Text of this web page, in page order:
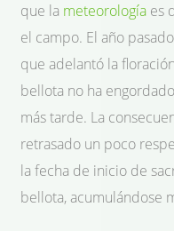
que la meteorología es
el campo. El año
que adelantó la
bellota no ha
más tarde. La
retrasado un poco
la fecha de inicio de
bellota, acumulándose